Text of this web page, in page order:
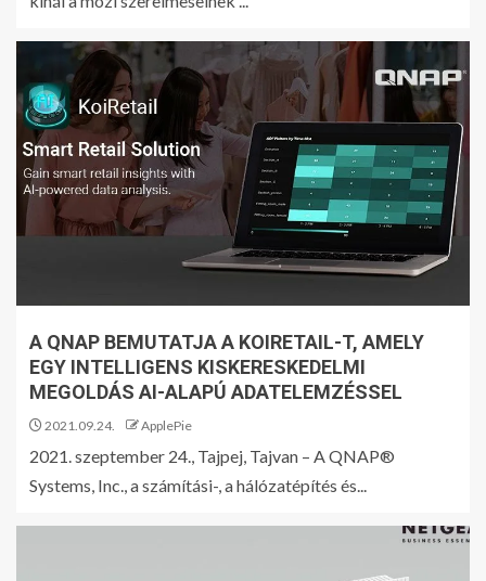
A QNAP BEMUTATJA A KOIRETAIL-T, AMELY
EGY INTELLIGENS KISKERESKEDELMI
MEGOLDÁS AI-ALAPÚ ADATELEMZÉSSEL
2021.09.24. ApplePie
2021. szeptember 24., Tajpej, Tajvan – A QNAP®
Systems, Inc., a számítási-, a hálózatépítés és...